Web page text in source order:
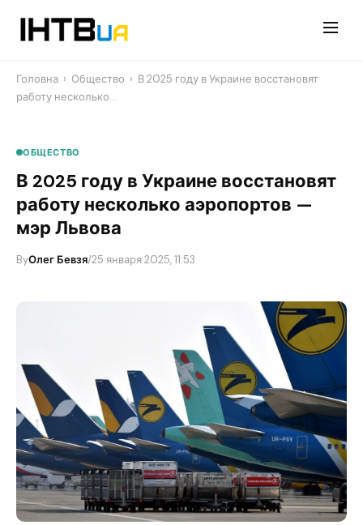
Головна › Общество › В 2025 году в Украине восстановят
работу несколько…
ОБЩЕСТВО
В 2025 году в Украине восстановят
работу несколько аэропортов —
мэр Львова
ByОлег Бевзя/25 января 2025, 11:53